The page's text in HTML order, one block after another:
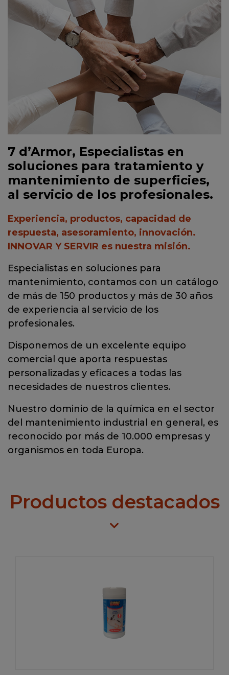
7 d’Armor, Especialistas en
soluciones para tratamiento y
mantenimiento de superficies,
al servicio de los profesionales.
Experiencia, productos, capacidad de
respuesta, asesoramiento, innovación.
INNOVAR Y SERVIR es nuestra misión.
Especialistas en soluciones para
mantenimiento, contamos con un catálogo
de más de 150 productos y más de 30 años
de experiencia al servicio de los
profesionales.
Disponemos de un excelente equipo
comercial que aporta respuestas
personalizadas y eficaces a todas las
necesidades de nuestros clientes.
Nuestro dominio de la química en el sector
del mantenimiento industrial en general, es
reconocido por más de 10.000 empresas y
organismos en toda Europa.
Productos destacados